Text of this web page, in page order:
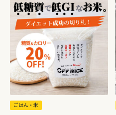
ごはん・米